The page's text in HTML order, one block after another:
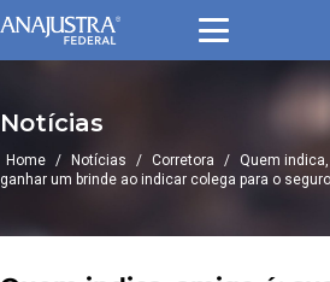
Notícias
Home / Notícias / Corretora / Quem
ganhar um brinde ao indicar colega para o